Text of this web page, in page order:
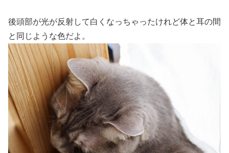
後頭部が光が反射して白くなっちゃったけれど体と耳の間
と同じような色だよ。